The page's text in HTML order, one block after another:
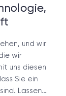
und wir
wir
uns diesen
Sie ein
Lassen…